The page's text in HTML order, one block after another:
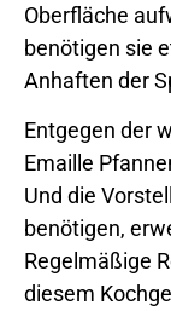
Oberfläche
benötigen sie
Anhaften der
Entgegen der
Emaille
Und die
benötigen,
Regelmäßige
diesem